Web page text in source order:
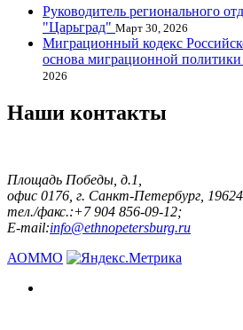
Руководитель регионального
"Царьград" Март 30, 2026
Миграционный кодекс
основа миграционной политики
2026
Наши контакты
Площадь Победы, д.1,
офис 0176, г. Санкт-Петербург,
тел./факс.:+7 904 856-09-12;
E-mail:info@ethnopetersburg.ru
АОММО